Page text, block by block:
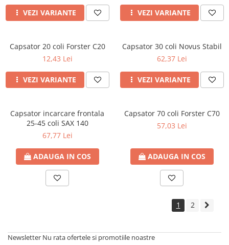
VEZI VARIANTE VEZI VARIANTE
Capsator 20 coli Forster C20
12,43 Lei
VEZI VARIANTE
Capsator 30 coli Novus Stabil
62,37 Lei
VEZI VARIANTE
Capsator incarcare frontala
25-45 coli SAX 140
67,77 Lei
ADAUGA IN COS
Capsator 70 coli Forster C70
57,03 Lei
ADAUGA IN COS
1 2
Newsletter Nu rata ofertele si promotiile noastre